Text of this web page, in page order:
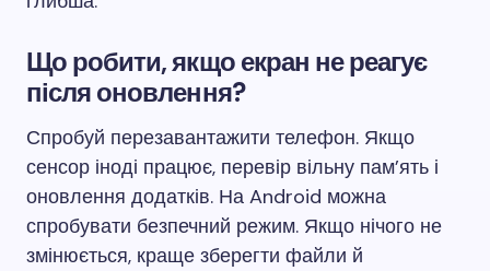
Що робити, якщо екран не реагує
після оновлення?
Спробуй перезавантажити телефон. Якщо
сенсор іноді працює, перевір вільну пам’ять і
оновлення додатків. На Android можна
спробувати безпечний режим. Якщо нічого не
змінюється, краще зберегти файли й